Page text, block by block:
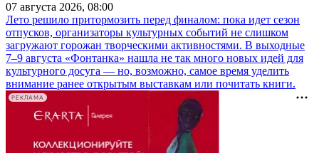
07 августа 2026, 08:00
Лето решило притормозить перед финалом: пока идет сезон
отпусков, организаторы культурных событий не слишком
загружают горожан творческими активностями. В выходные
7–9 августа «Фонтанка» нашла не так много новых идей для
культурного досуга — но, возможно, самое время уделить
внимание ранее открытым выставкам или почитать книги.
РЕКЛАМА